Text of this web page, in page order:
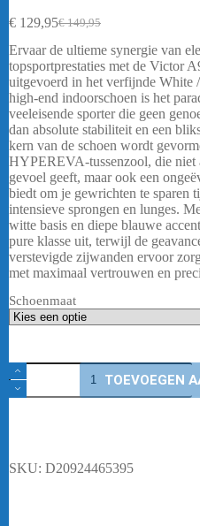
€149,95
Oorspronkelijke
prijs
was:
€ 149,95.
€ 129,95Huidige
prijs
is:
€ 129,95.
Ervaar de ultieme synergie van
topsportprestaties met de Victor
uitgevoerd in het verfijnde White
high-end indoorschoen is het
veeleisende sporter die geen
dan absolute stabiliteit en een
kern van de schoen wordt
HYPEREVA-tussenzool, die niet
gevoel geeft, maar ook een
biedt om je gewrichten te sparen
intensieve sprongen en lunges.
witte basis en diepe blauwe
pure klasse uit, terwijl de
verstevigde zijwanden ervoor
met maximaal vertrouwen en
Schoenmaat
Victor
A970cHP
AB
TOEVOEGEN
SKU: D20924465395